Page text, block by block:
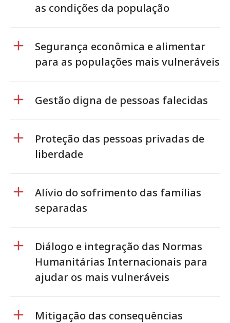
as condições da população
Segurança econômica e alimentar
para as populações mais vulneráveis
Gestão digna de pessoas falecidas
Proteção das pessoas privadas de
liberdade
Alívio do sofrimento das famílias
separadas
Diálogo e integração das Normas
Humanitárias Internacionais para
ajudar os mais vulneráveis
Mitigação das consequências